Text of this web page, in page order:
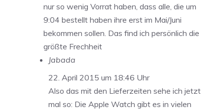
nur so wenig Vorrat haben, dass alle, die um
9:04 bestellt haben ihre erst im Mai/Juni
bekommen sollen. Das find ich persönlich die
größte Frechheit
Jabada
22. April 2015 um 18:46 Uhr
Also das mit den Lieferzeiten sehe ich jetzt
mal so: Die Apple Watch gibt es in vielen